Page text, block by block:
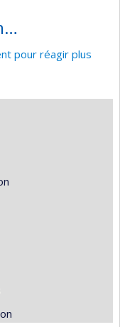
pour réagir plus